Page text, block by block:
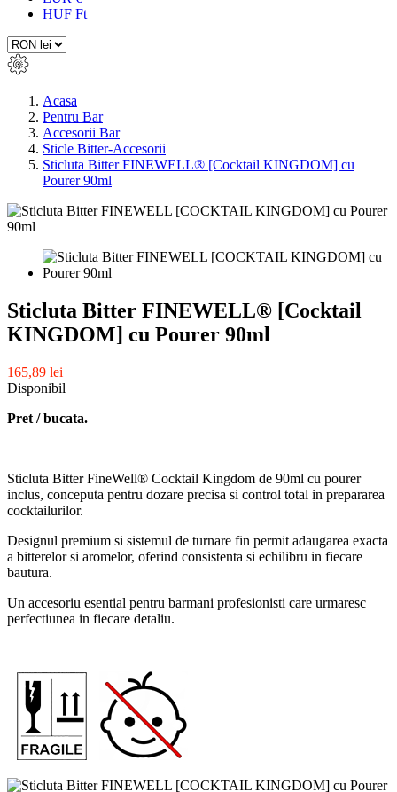
HUF Ft
Acasa
Pentru Bar
Accesorii Bar
Sticle Bitter-Accesorii
Sticluta Bitter FINEWELL® [Cocktail KINGDOM] cu
Pourer 90ml
Sticluta Bitter FINEWELL® [Cocktail
KINGDOM] cu Pourer 90ml
165,89 lei
Disponibil
Pret / bucata.
Sticluta Bitter FineWell® Cocktail Kingdom de 90ml cu pourer
inclus, conceputa pentru dozare precisa si control total in prepararea
cocktailurilor.
Designul premium si sistemul de turnare fin permit adaugarea exacta
a bitterelor si aromelor, oferind consistenta si echilibru in fiecare
bautura.
Un accesoriu esential pentru barmani profesionisti care urmaresc
perfectiunea in fiecare detaliu.